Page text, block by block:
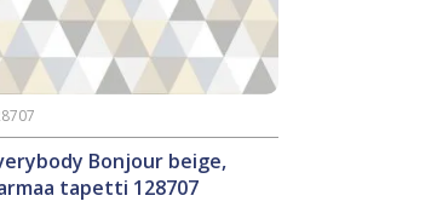
Bonjour beige,
tapetti 128707